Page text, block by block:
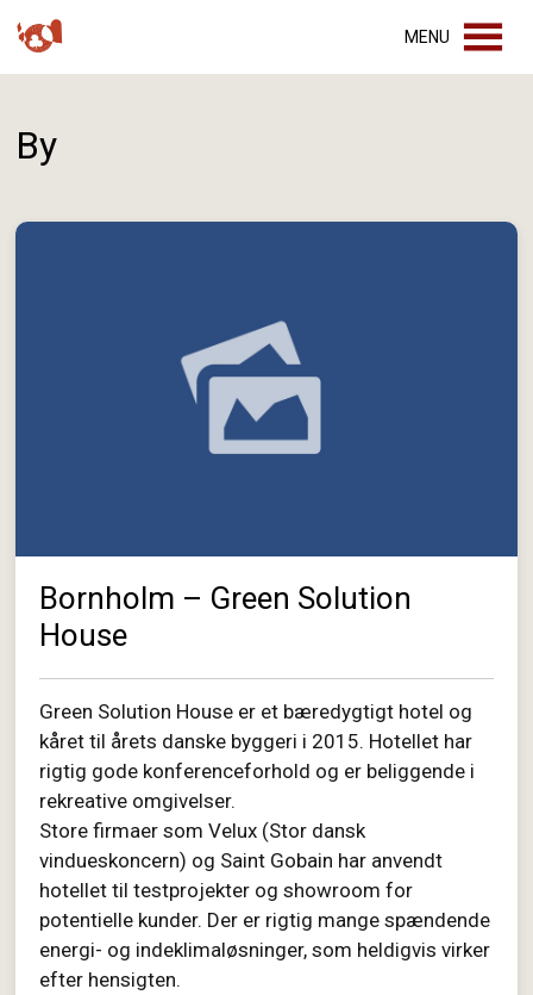
MENU
By
Bornholm – Green Solution
House
Green Solution House er et bæredygtigt hotel og
kåret til årets danske byggeri i 2015. Hotellet har
rigtig gode konferenceforhold og er beliggende i
rekreative omgivelser.
Store firmaer som Velux (Stor dansk
vindueskoncern) og Saint Gobain har anvendt
hotellet til testprojekter og showroom for
potentielle kunder. Der er rigtig mange spændende
energi- og indeklimaløsninger, som heldigvis virker
efter hensigten.